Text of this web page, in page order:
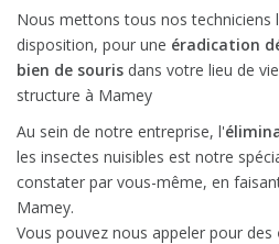
Nous mettons tous nos techniciens
disposition, pour une éradication
bien de souris dans votre lieu de
structure à Mamey
Au sein de notre entreprise, l'
les insectes nuisibles est notre
constater par vous-même, en
Mamey.
Vous pouvez nous appeler pour des